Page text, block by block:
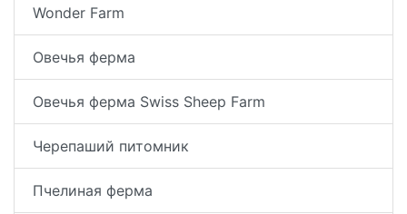
Wonder Farm
Овечья ферма
Овечья ферма Swiss Sheep Farm
Черепаший питомник
Пчелиная ферма